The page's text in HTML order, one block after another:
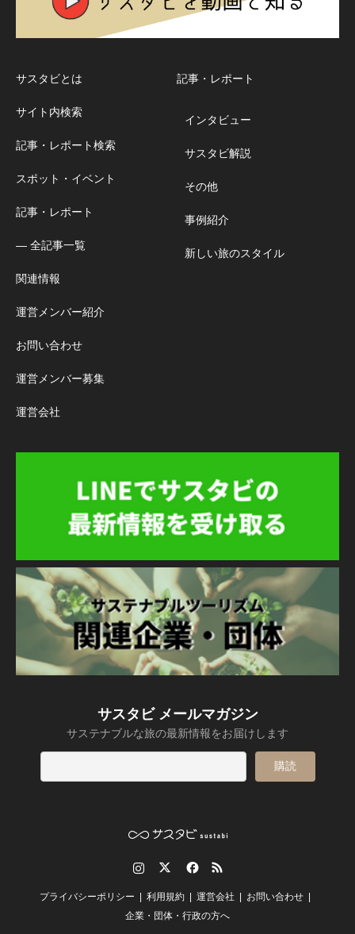
サスタビとは
サイト内検索
記事・レポート検索
スポット・イベント
記事・レポート
― 全記事一覧
関連情報
運営メンバー紹介
お問い合わせ
運営メンバー募集
運営会社
記事・レポート
インタビュー
サスタビ解説
その他
事例紹介
新しい旅のスタイル
サスタビ メールマガジン
サステナブルな旅の最新情報をお届けします
RSS
プライバシーポリシー 利用規約 運営会社
お問い合わせ
企業・団体・行政の方へ